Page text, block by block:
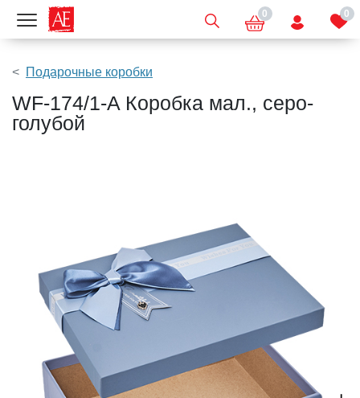
Показать меню 0 0
Подарочные коробки
WF-174/1-A Коробка мал., серо-
голубой